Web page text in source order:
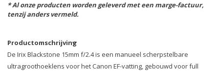
* Al onze producten worden geleverd met een marge-factuur,
tenzij anders vermeld.
Productomschrijving
De Irix Blackstone 15mm f/2.4 is een manueel scherpstelbare
ultragroothoeklens voor het Canon EF-vatting, gebouwd voor full